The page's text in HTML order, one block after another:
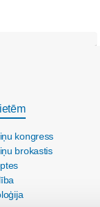
kongress
brokastis